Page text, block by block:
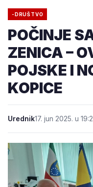
-DRUŠTVO
POČINJE
ZENICA –
POJSKE I
KOPICE
Urednik17. jun 2025. u